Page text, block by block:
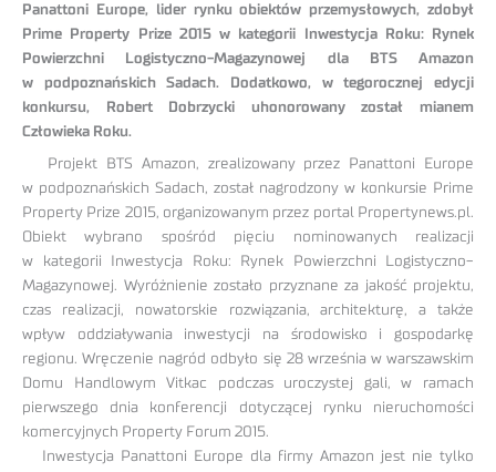
Panattoni Europe, lider rynku obiektów przemysłowych, zdobył
Prime Property Prize 2015 w kategorii Inwestycja Roku: Rynek
Powierzchni Logistyczno-Magazynowej dla BTS Amazon
w podpoznańskich Sadach. Dodatkowo, w tegorocznej edycji
konkursu, Robert Dobrzycki uhonorowany został mianem
Człowieka Roku.
Projekt BTS Amazon, zrealizowany przez Panattoni Europe
w podpoznańskich Sadach, został nagrodzony w konkursie Prime
Property Prize 2015, organizowanym przez portal Propertynews.pl.
Obiekt wybrano spośród pięciu nominowanych realizacji
w kategorii Inwestycja Roku: Rynek Powierzchni Logistyczno-
Magazynowej. Wyróżnienie zostało przyznane za jakość projektu,
czas realizacji, nowatorskie rozwiązania, architekturę, a także
wpływ oddziaływania inwestycji na środowisko i gospodarkę
regionu. Wręczenie nagród odbyło się 28 września w warszawskim
Domu Handlowym Vitkac podczas uroczystej gali, w ramach
pierwszego dnia konferencji dotyczącej rynku nieruchomości
komercyjnych Property Forum 2015.
Inwestycja Panattoni Europe dla firmy Amazon jest nie tylko